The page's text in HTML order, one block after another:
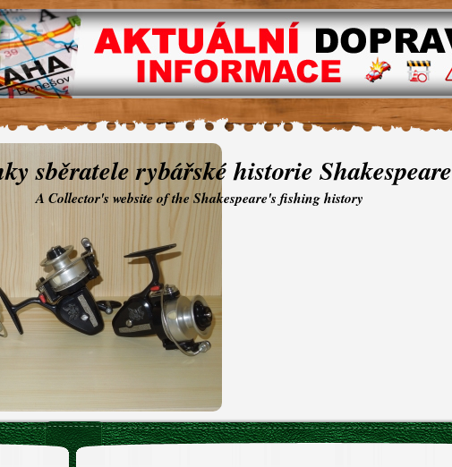
sběratele rybářské historie Shakespeare
A Collector's website of the Shakespeare's fishing history